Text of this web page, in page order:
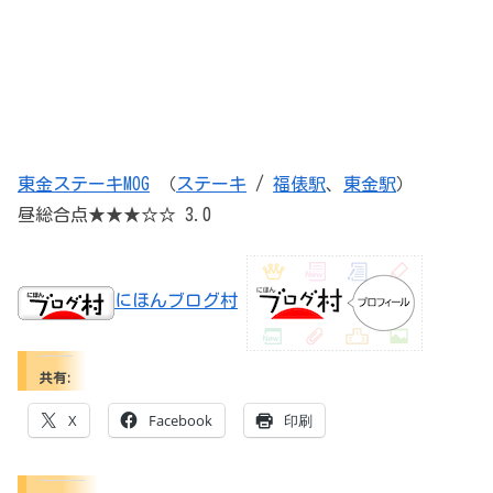
東金ステーキMOG （ステーキ / 福俵駅、 東金駅）
昼総合点★★★☆☆ 3.0
にほんブログ村
共有:
X Facebook 印刷